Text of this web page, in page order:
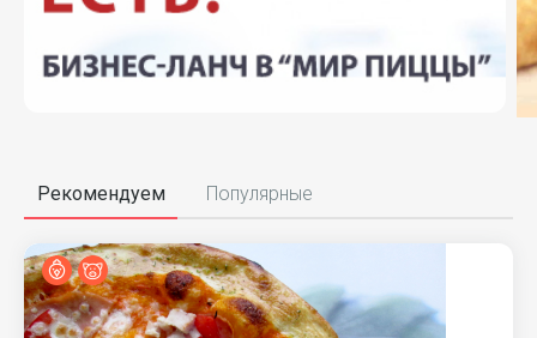
Рекомендуем Популярные